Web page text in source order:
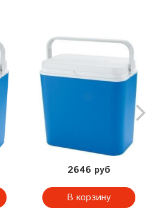
2646 руб
В корзину